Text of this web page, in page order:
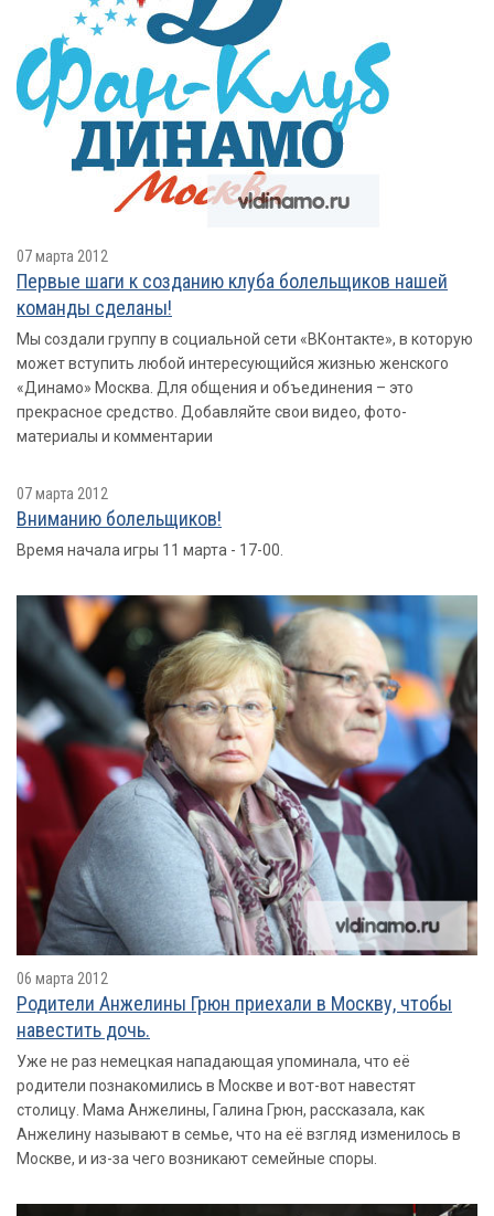
07 марта 2012
Первые шаги к созданию клуба болельщиков нашей
команды сделаны!
Мы создали группу в социальной сети «ВКонтакте», в которую
может вступить любой интересующийся жизнью женского
«Динамо» Москва. Для общения и объединения – это
прекрасное средство. Добавляйте свои видео, фото-
материалы и комментарии
07 марта 2012
Вниманию болельщиков!
Время начала игры 11 марта - 17-00.
06 марта 2012
Родители Анжелины Грюн приехали в Москву, чтобы
навестить дочь.
Уже не раз немецкая нападающая упоминала, что её
родители познакомились в Москве и вот-вот навестят
столицу. Мама Анжелины, Галина Грюн, рассказала, как
Анжелину называют в семье, что на её взгляд изменилось в
Москве, и из-за чего возникают семейные споры.